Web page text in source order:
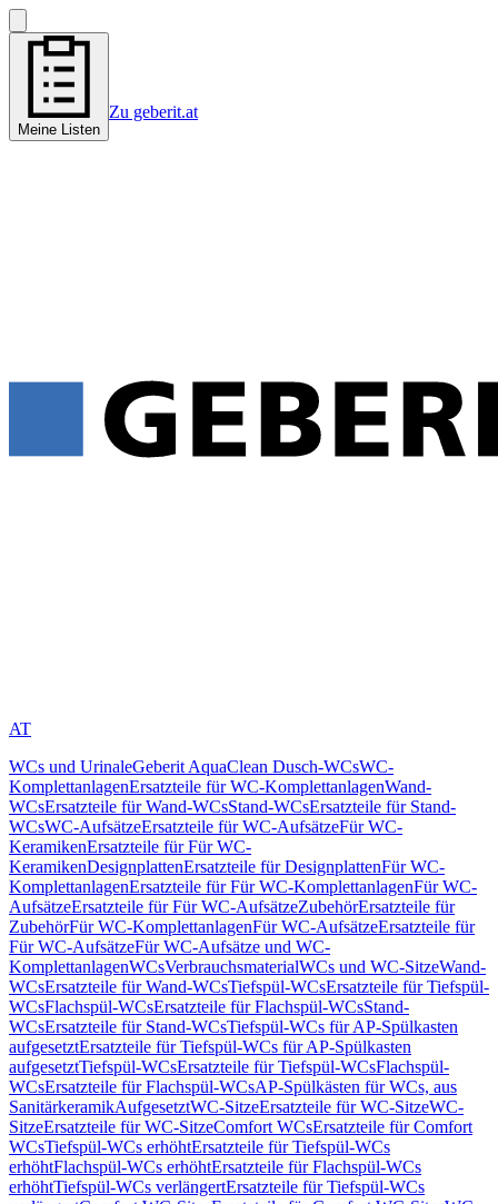
Meine Listen
Zu geberit.at
AT
WCs und UrinaleGeberit AquaClean Dusch-WCsWC-
KomplettanlagenErsatzteile für WC-KomplettanlagenWand-
WCsErsatzteile für Wand-WCsStand-WCsErsatzteile für Stand-
WCsWC-AufsätzeErsatzteile für WC-AufsätzeFür WC-
KeramikenErsatzteile für Für WC-
KeramikenDesignplattenErsatzteile für DesignplattenFür WC-
KomplettanlagenErsatzteile für Für WC-KomplettanlagenFür WC-
AufsätzeErsatzteile für Für WC-AufsätzeZubehörErsatzteile für
ZubehörFür WC-KomplettanlagenFür WC-AufsätzeErsatzteile für
Für WC-AufsätzeFür WC-Aufsätze und WC-
KomplettanlagenWCsVerbrauchsmaterialWCs und WC-SitzeWand-
WCsErsatzteile für Wand-WCsTiefspül-WCsErsatzteile für Tiefspül-
WCsFlachspül-WCsErsatzteile für Flachspül-WCsStand-
WCsErsatzteile für Stand-WCsTiefspül-WCs für AP-Spülkasten
aufgesetztErsatzteile für Tiefspül-WCs für AP-Spülkasten
aufgesetztTiefspül-WCsErsatzteile für Tiefspül-WCsFlachspül-
WCsErsatzteile für Flachspül-WCsAP-Spülkästen für WCs, aus
SanitärkeramikAufgesetztWC-SitzeErsatzteile für WC-SitzeWC-
SitzeErsatzteile für WC-SitzeComfort WCsErsatzteile für Comfort
WCsTiefspül-WCs erhöhtErsatzteile für Tiefspül-WCs
erhöhtFlachspül-WCs erhöhtErsatzteile für Flachspül-WCs
erhöhtTiefspül-WCs verlängertErsatzteile für Tiefspül-WCs